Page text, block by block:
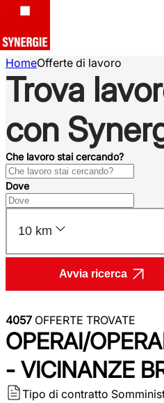
HomeOfferte di lavoro
Trova
con
Che lavoro stai cercando?
Dove
10 km
Avvia ricerca
4057 OFFERTE TROVATE
OPERAI/
- VICINANZE
Tipo di contratto